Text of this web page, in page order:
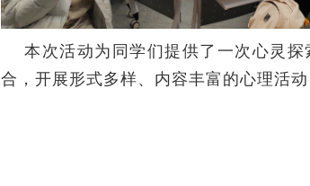
本次活动为同学们提供了一次心灵探
合，开展形式多样、内容丰富的心理活